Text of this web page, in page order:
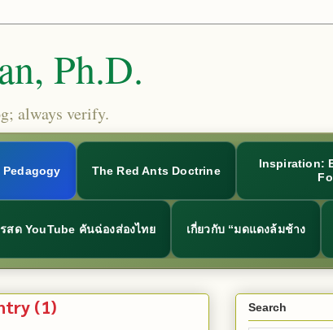
Ph.D.
always verify.
The Red Ants Doctrine
Inspiration:
สด YouTube คันฉ่องส่องไทย เกี่ยวกับ “มดแดงล้มช้าง
(1) Search